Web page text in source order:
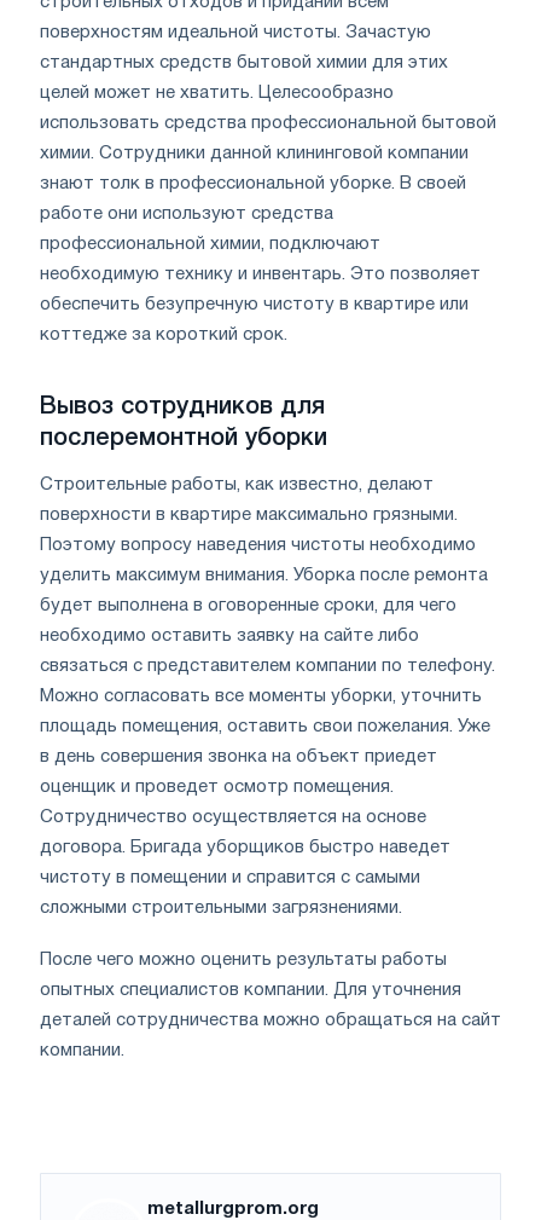
поверхностям идеальной чистоты. Зачастую
стандартных средств бытовой химии для этих
целей может не хватить. Целесообразно
использовать средства профессиональной бытовой
химии. Сотрудники данной клининговой компании
знают толк в профессиональной уборке. В своей
работе они используют средства
профессиональной химии, подключают
необходимую технику и инвентарь. Это позволяет
обеспечить безупречную чистоту в квартире или
коттедже за короткий срок.
Вывоз сотрудников для
послеремонтной уборки
Строительные работы, как известно, делают
поверхности в квартире максимально грязными.
Поэтому вопросу наведения чистоты необходимо
уделить максимум внимания. Уборка после ремонта
будет выполнена в оговоренные сроки, для чего
необходимо оставить заявку на сайте либо
связаться с представителем компании по телефону.
Можно согласовать все моменты уборки, уточнить
площадь помещения, оставить свои пожелания. Уже
в день совершения звонка на объект приедет
оценщик и проведет осмотр помещения.
Сотрудничество осуществляется на основе
договора. Бригада уборщиков быстро наведет
чистоту в помещении и справится с самыми
сложными строительными загрязнениями.
После чего можно оценить результаты работы
опытных специалистов компании. Для уточнения
деталей сотрудничества можно обращаться на сайт
компании.
metallurgprom.org